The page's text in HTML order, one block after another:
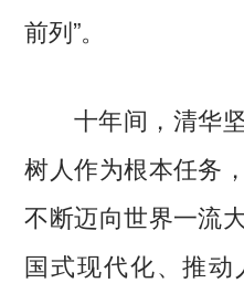
前列”。
十年间，清华坚
树人作为根本任务
不断迈向世界一流
国式现代化、推